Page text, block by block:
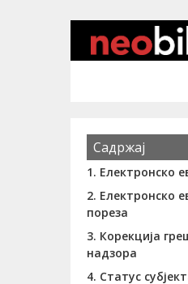
Садржај
1. Електронско
2. Електронско
пореза
3. Корекција
надзора
4. Статус